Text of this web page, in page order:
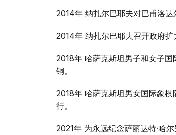
2014年 纳扎尔巴耶夫对巴甫洛达
2014年 纳扎尔巴耶夫召开政府扩
2018年 哈萨克斯坦男子和女子
铜。
2018年 哈萨克斯坦男女国际象
行。
2021年 为永远纪念萨丽达特·哈